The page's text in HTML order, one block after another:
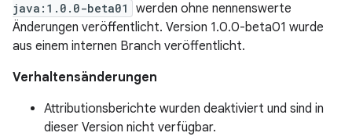
java:1.0.0-beta01
werden ohne nennenswerte
Änderungen veröffentlicht. Version 1.0.0-beta01 wurde
aus einem internen Branch veröffentlicht.
Verhaltensänderungen
Attributionsberichte wurden deaktiviert und sind in
dieser Version nicht verfügbar.